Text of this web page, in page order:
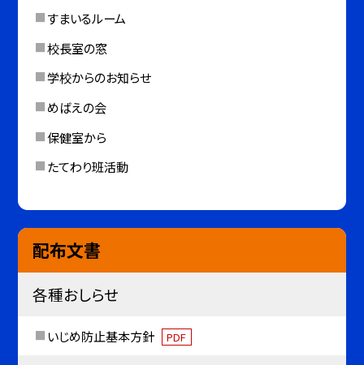
すまいるルーム
校長室の窓
学校からのお知らせ
めばえの会
保健室から
たてわり班活動
配布文書
各種おしらせ
いじめ防止基本方針 PDF